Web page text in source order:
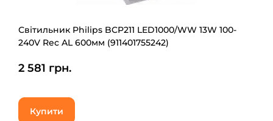
Світильник Philips BCP211 LED1000/WW 13W 100-
240V Rec AL 600мм (911401755242)
2 581 грн.
Купити